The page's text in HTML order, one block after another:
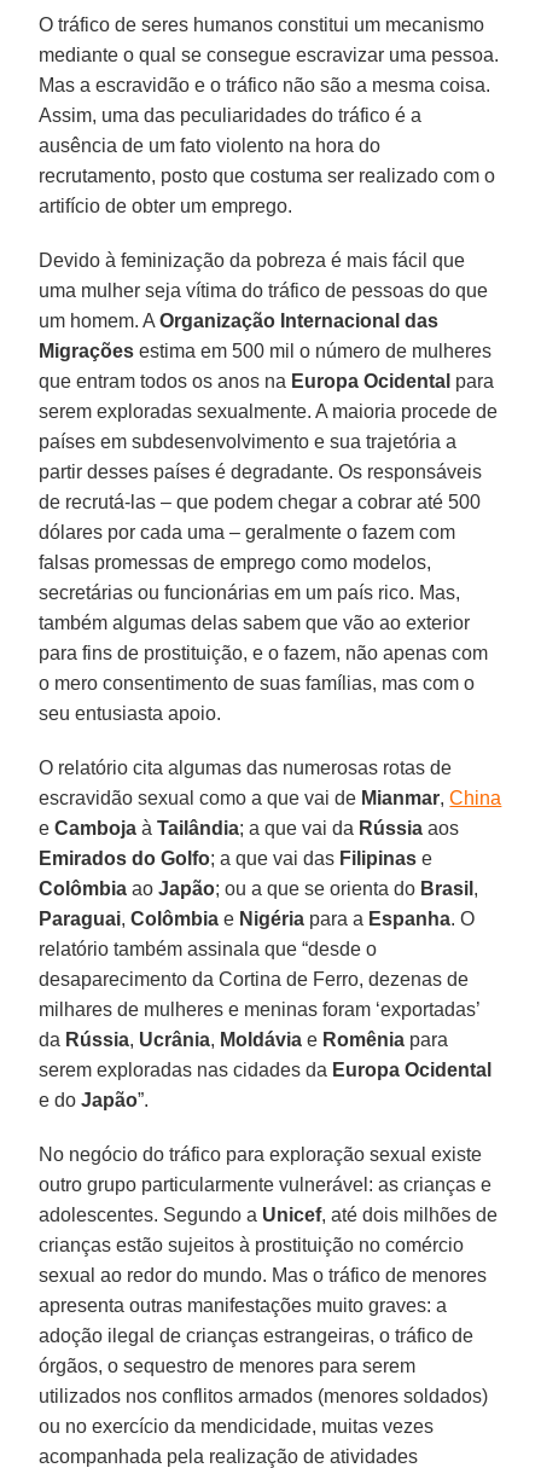
O tráfico de seres humanos constitui um mecanismo
mediante o qual se consegue escravizar uma pessoa.
Mas a escravidão e o tráfico não são a mesma coisa.
Assim, uma das peculiaridades do tráfico é a
ausência de um fato violento na hora do
recrutamento, posto que costuma ser realizado com o
artifício de obter um emprego.
Devido à feminização da pobreza é mais fácil que
uma mulher seja vítima do tráfico de pessoas do que
um homem. AOrganização Internacional das
Migrações estima em 500 mil o número de mulheres
que entram todos os anos na Europa Ocidental para
serem exploradas sexualmente. A maioria procede de
países em subdesenvolvimento e sua trajetória a
partir desses países é degradante. Os responsáveis
de recrutá-las – que podem chegar a cobrar até 500
dólares por cada uma – geralmente o fazem com
falsas promessas de emprego como modelos,
secretárias ou funcionárias em um país rico. Mas,
também algumas delas sabem que vão ao exterior
para fins de prostituição, e o fazem, não apenas com
o mero consentimento de suas famílias, mas com o
seu entusiasta apoio.
O relatório cita algumas das numerosas rotas de
escravidão sexual como a que vai de Mianmar,China
eCamboja àTailândia; a que vai da Rússia aos
Emirados do Golfo; a que vai das Filipinas e
Colômbia aoJapão; ou a que se orienta do Brasil ,
Paraguai,Colômbia e Nigéria para a Espanha. O
relatório também assinala que “desde o
desaparecimento da Cortina de Ferro, dezenas de
milhares de mulheres e meninas foram ‘exportadas’
da Rússia, Ucrânia, Moldávia e Romênia para
serem exploradas nas cidades da Europa Ocidental
e doJapão”.
No negócio do tráfico para exploração sexual existe
outro grupo particularmente vulnerável: as crianças e
adolescentes. Segundo a Unicef, até dois milhões de
crianças estão sujeitos à prostituição no comércio
sexual ao redor do mundo. Mas o tráfico de menores
apresenta outras manifestações muito graves: a
adoção ilegal de crianças estrangeiras, o tráfico de
órgãos, o sequestro de menores para serem
utilizados nos conflitos armados (menores soldados)
ou no exercício da mendicidade, muitas vezes
acompanhada pela realização de atividades